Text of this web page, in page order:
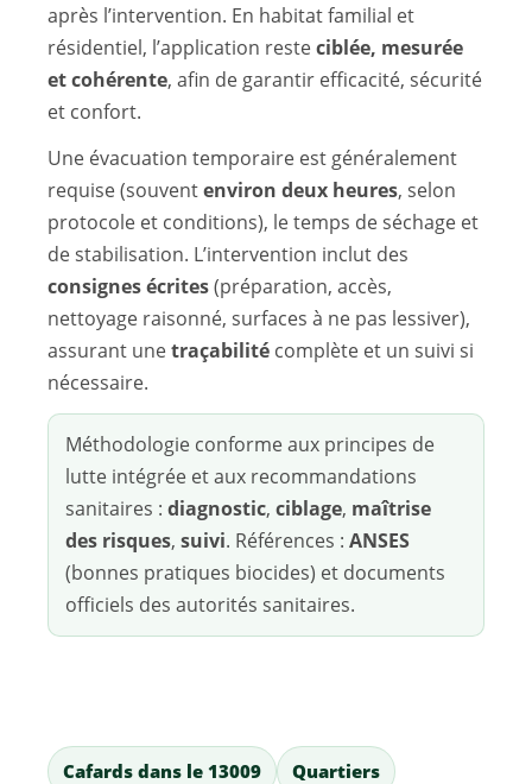
après l’intervention. En habitat familial et
résidentiel, l’application resteciblée, mesurée
et cohérente, afin de garantir efficacité, sécurité
et confort.
Une évacuation temporaire est généralement
requise (souventenviron deux heures, selon
protocole et conditions), le temps de séchage et
de stabilisation. L’intervention inclut des
consignes écrites(préparation, accès,
nettoyage raisonné, surfaces à ne pas lessiver),
assurant unetraçabilité complète et un suivi si
nécessaire.
Méthodologie conforme aux principes de
lutte intégrée et aux recommandations
sanitaires : diagnostic, ciblage, maîtrise
des risques, suivi. Références : ANSES
(bonnes pratiques biocides) et documents
officiels des autorités sanitaires.
Cafards dans le 13009 Quartiers